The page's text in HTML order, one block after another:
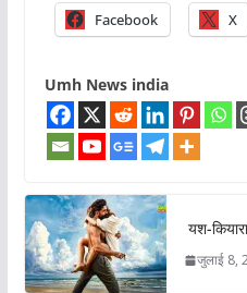
Facebook X
Umh News india
यश-
जुलाई 8,